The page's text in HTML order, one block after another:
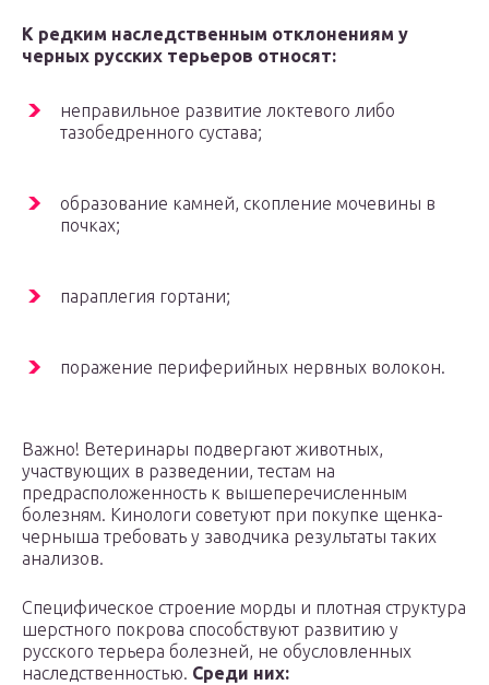
К редким наследственным отклонениям у
черных русских терьеров относят:
неправильное развитие локтевого либо
тазобедренного сустава;
образование камней, скопление мочевины в
почках;
параплегия гортани;
поражение периферийных нервных волокон.
Важно! Ветеринары подвергают животных,
участвующих в разведении, тестам на
предрасположенность к вышеперечисленным
болезням. Кинологи советуют при покупке щенка-
черныша требовать у заводчика результаты таких
анализов.
Специфическое строение морды и плотная структура
шерстного покрова способствуют развитию у
русского терьера болезней, не обусловленных
наследственностью. Среди них: